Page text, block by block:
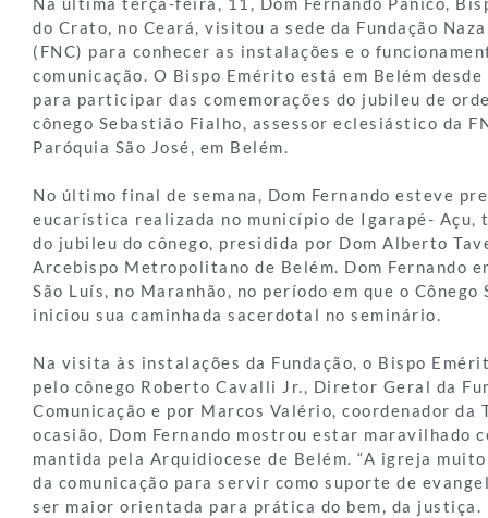
do Crato, no Ceará, visitou a sede da Fundação
(FNC) para conhecer as instalações e o
comunicação. O Bispo Emérito está em Belém desde
para participar das comemorações do jubileu de
cônego Sebastião Fialho, assessor eclesiástico da
Paróquia São José, em Belém.
No último final de semana, Dom Fernando esteve
eucarística realizada no município de Igarapé- Açu,
do jubileu do cônego, presidida por Dom Alberto
Arcebispo Metropolitano de Belém. Dom Fernando
São Luís, no Maranhão, no período em que o
iniciou sua caminhada sacerdotal no seminário.
Na visita às instalações da Fundação, o Bispo
pelo cônego Roberto Cavalli Jr., Diretor Geral da
Comunicação e por Marcos Valério, coordenador da
ocasião, Dom Fernando mostrou estar maravilhado
mantida pela Arquidiocese de Belém. “A igreja
da comunicação para servir como suporte de
ser maior orientada para prática do bem, da justiça.